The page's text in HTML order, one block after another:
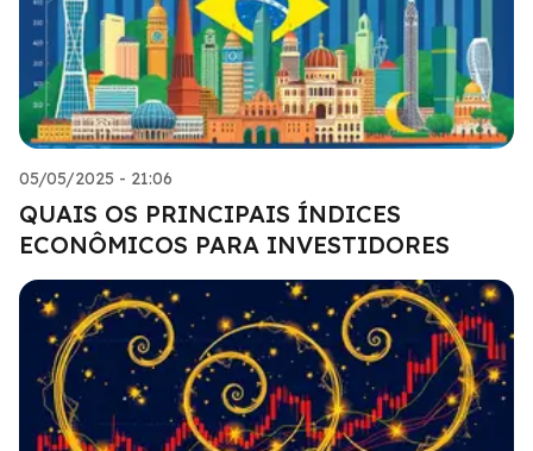
05/05/2025 - 21:06
QUAIS OS PRINCIPAIS ÍNDICES
ECONÔMICOS PARA INVESTIDORES